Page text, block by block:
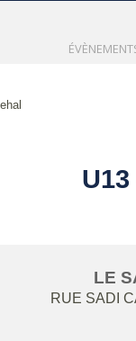
LE
RUE SADI